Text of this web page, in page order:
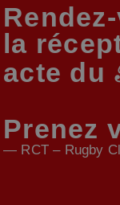
la
acte du
Prenez
— RCT – Rugby